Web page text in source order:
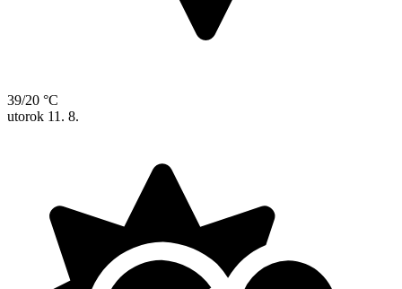
39/20 °C
utorok 11. 8.